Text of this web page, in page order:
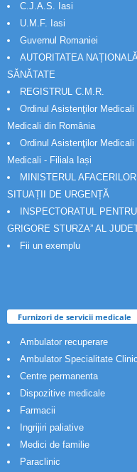
C.J.A.S. Iasi
U.M.F. Iasi
Guvernul Romaniei
AUTORITATEA
SĂNĂTATE
REGISTRUL C.M.R.
Ordinul Asistenţilor
Medicali din România
Ordinul Asistenţilor
Medicali - Filiala Iași
MINISTERUL
SITUAȚII DE URGENȚĂ
INSPECTORATUL
GRIGORE STURZA” AL
Fii un exemplu
Furnizori de servicii medicale
Ambulator recuperare
Ambulator Specialitate Clinic
Centre permanenta
Dispozitive medicale
Farmacii
Ingrijiri paliative
Medici de familie
Paraclinic